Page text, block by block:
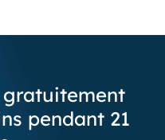
gratuitement
pendant 21